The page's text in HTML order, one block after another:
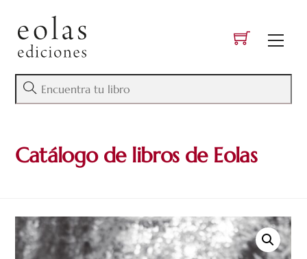
content
Catálogo de libros de Eolas